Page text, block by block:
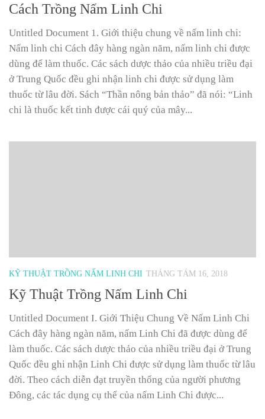
Cách Trồng Nấm Linh Chi
Untitled Document 1. Giới thiệu chung về nấm linh chi:
Nấm linh chi Cách đây hàng ngàn năm, nấm linh chi được
dùng để làm thuốc. Các sách dược thảo của nhiều triều đại
ở Trung Quốc đều ghi nhận linh chi được sử dụng làm
thuốc từ lâu đời. Sách “Thần nông bản thảo” đã nói: “Linh
chi là thuốc kết tinh được cái quý của mây...
KỸ THUẬT TRỒNG NẤM LINH CHI THÁNG TÁM 16, 2018
Kỹ Thuật Trồng Nấm Linh Chi
Untitled Document I. Giới Thiệu Chung Về Nấm Linh Chi
Cách đây hàng ngàn năm, nấm Linh Chi đã được dùng để
làm thuốc. Các sách dược thảo của nhiều triều đại ở Trung
Quốc đều ghi nhận Linh Chi được sử dụng làm thuốc từ lâu
đời. Theo cách diễn đạt truyền thống của người phương
Đông, các tác dụng cụ thể của nấm Linh Chi được...